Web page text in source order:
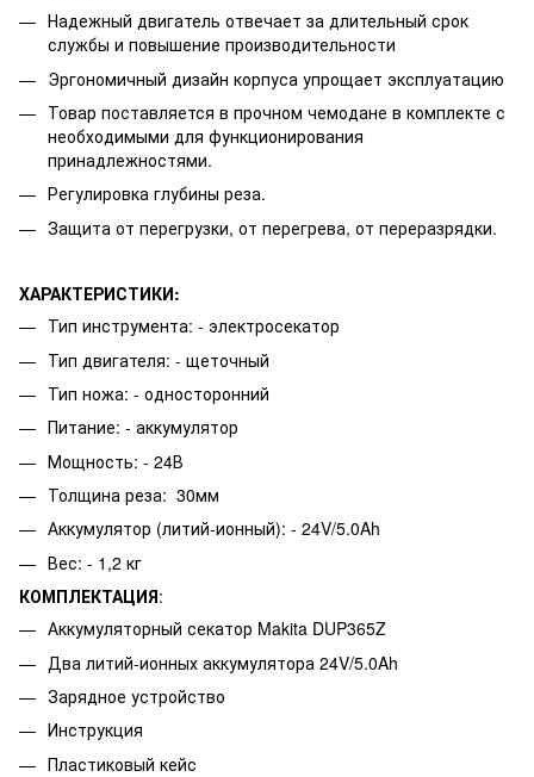
Надежный двигатель отвечает за длительный срок
службы и повышение производительности
Эргономичный дизайн корпуса упрощает эксплуатацию
Товар поставляется в прочном чемодане в комплекте с
необходимыми для функционирования
принадлежностями.
Регулировка глубины реза.
Защита от перегрузки, от перегрева, от переразрядки.
ХАРАКТЕРИСТИКИ:
Тип инструмента: - электросекатор
Тип двигателя: - щеточный
Тип ножа: - односторонний
Питание: - аккумулятор
Мощность: - 24В
Толщина реза: 30мм
Аккумулятор (литий-ионный): - 24V/5.0Ah
Вес: - 1,2 кг
КОМПЛЕКТАЦИЯ:
Аккумуляторный секатор Makita DUP365Z
Два литий-ионных аккумулятора 24V/5.0Ah
Зарядное устройство
Инструкция
Пластиковый кейс